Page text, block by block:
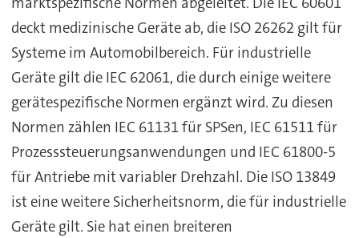
deckt medizinische Geräte ab, die ISO 26262 gilt für
Systeme im Automobilbereich. Für industrielle
Geräte gilt die IEC 62061, die durch einige weitere
gerätespezifische Normen ergänzt wird. Zu diesen
Normen zählen IEC 61131 für SPSen, IEC 61511 für
Prozesssteuerungsanwendungen und IEC 61800-5
für Antriebe mit variabler Drehzahl. Die ISO 13849
ist eine weitere Sicherheitsnorm, die für industrielle
Geräte gilt. Sie hat einen breiteren